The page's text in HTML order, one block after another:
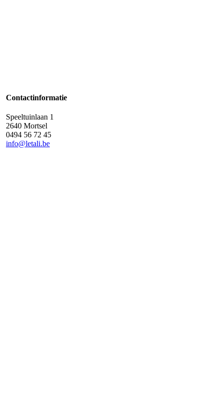
Contactinformatie
Speeltuinlaan 1
2640 Mortsel
0494 56 72 45
info@letali.be